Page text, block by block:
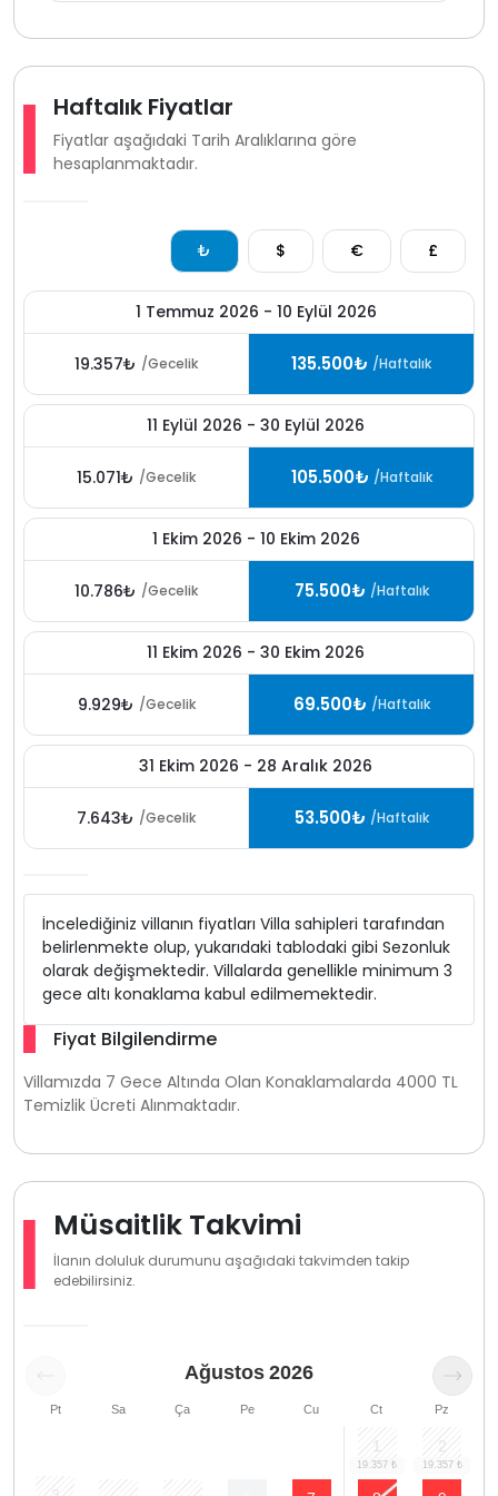
yapı villa kiralama tercihinde kalite ve huzur arayanlar
için güvenli bir tatil alternatifi sunar.
Haftalık Fiyatlar
Fiyatlar aşağıdaki Tarih Aralıklarına göre
hesaplanmaktadır.
₺ $ € £
1 Temmuz 2026 - 10 Eylül 2026
19.357₺ /Gecelik 135.500₺ /Haftalık
11 Eylül 2026 - 30 Eylül 2026
15.071₺ /Gecelik 105.500₺ /Haftalık
1 Ekim 2026 - 10 Ekim 2026
10.786₺ /Gecelik 75.500₺ /Haftalık
11 Ekim 2026 - 30 Ekim 2026
9.929₺ /Gecelik 69.500₺ /Haftalık
31 Ekim 2026 - 28 Aralık 2026
7.643₺ /Gecelik 53.500₺ /Haftalık
İncelediğiniz villanın fiyatları Villa sahipleri tarafından
belirlenmekte olup, yukarıdaki tablodaki gibi Sezonluk
olarak değişmektedir. Villalarda genellikle minimum 3
gece altı konaklama kabul edilmemektedir.
Fiyat Bilgilendirme
Villamızda 7 Gece Altında Olan Konaklamalarda 4000 TL
Temizlik Ücreti Alınmaktadır.
Müsaitlik Takvimi
İlanın doluluk durumunu aşağıdaki takvimden takip
edebilirsiniz.
Ağustos 2026
Pt Sa Ça Pe Cu Ct Pz
1 2